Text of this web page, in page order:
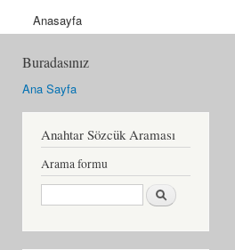
Anasayfa
Buradasınız
Ana Sayfa
Anahtar Sözcük Araması
Arama formu
Ara